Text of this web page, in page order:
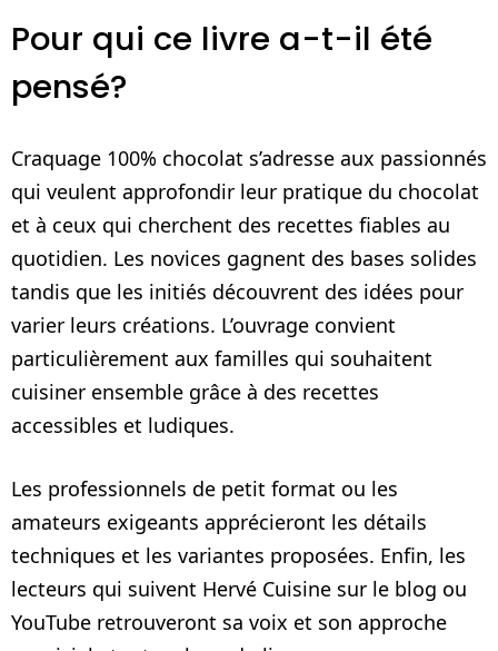
Pour qui ce livre a-t-il été
pensé?
Craquage 100% chocolat s’adresse aux passionnés
qui veulent approfondir leur pratique du chocolat
et à ceux qui cherchent des recettes fiables au
quotidien. Les novices gagnent des bases solides
tandis que les initiés découvrent des idées pour
varier leurs créations. L’ouvrage convient
particulièrement aux familles qui souhaitent
cuisiner ensemble grâce à des recettes
accessibles et ludiques.
Les professionnels de petit format ou les
amateurs exigeants apprécieront les détails
techniques et les variantes proposées. Enfin, les
lecteurs qui suivent Hervé Cuisine sur le blog ou
YouTube retrouveront sa voix et son approche